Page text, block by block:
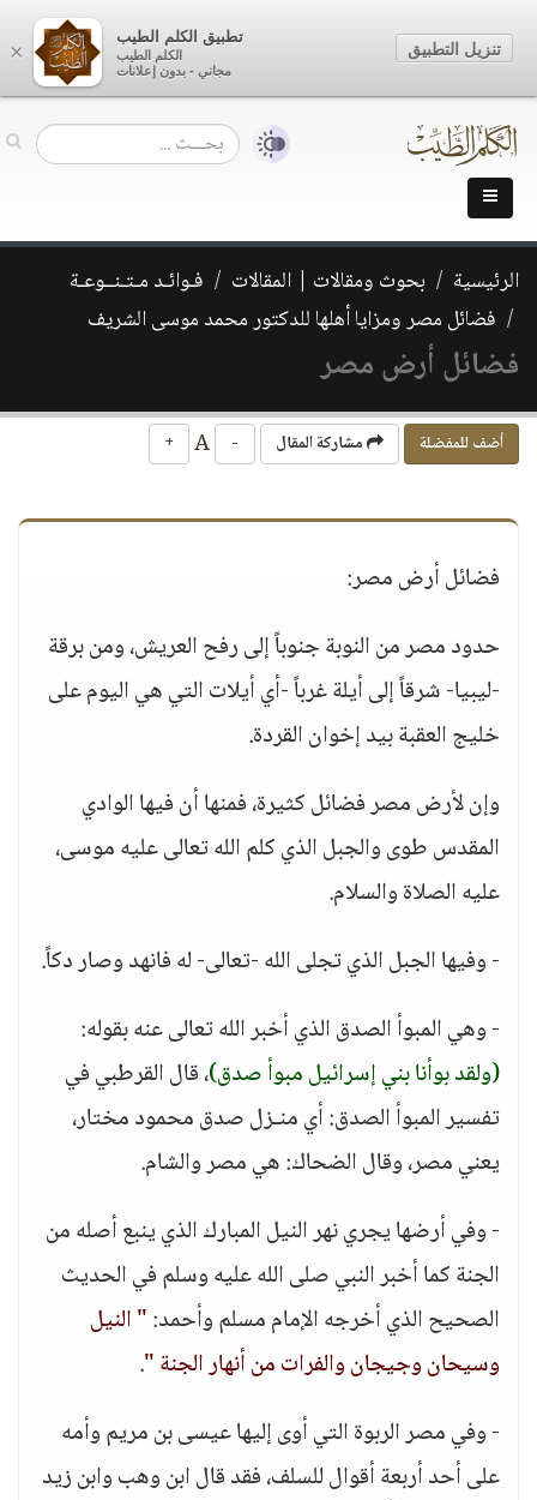
الرئيسية بحوث ومقالات | المقالات
فـوائـد مـتـنــوعـة
فضائل مصر ومزايا أهلها للدكتور محمد موسى الشريف
فضائل أرض مصر
أضف للمفضلة مشاركة المقال -
+
فضائل أرض مصر:
حدود مصر من النوبة جنوباً إلى رفح العريش، ومن برقة
-ليبيا- شرقاً إلى أيلة غرباً -أي أيلات التي هي اليوم على
خليج العقبة بيد إخوان القردة.
وإن لأرض مصر فضائل كثيرة، فمنها أن فيها الوادي
المقدس طوى والجبل الذي كلم الله تعالى عليه موسى،
عليه الصلاة والسلام.
- وفيها الجبل الذي تجلى الله -تعالى- له فانهد وصار دكاً.
- وهي المبوأ الصدق الذي أخبر الله تعالى عنه بقوله:
(ولقد بوأنا بني إسرائيل مبوأ صدق)، قال القرطبي في
تفسير المبوأ الصدق: أي منـزل صدق محمود مختار،
يعني مصر، وقال الضحاك: هي مصر والشام.
- وفي أرضها يجري نهر النيل المبارك الذي ينبع أصله من
الجنة كما أخبر النبي صلى الله عليه وسلم في الحديث
الصحيح الذي أخرجه الإمام مسلم وأحمد:" النيل
وسيحان وجيجان والفرات من أنهار الجنة ".
- وفي مصر الربوة التي أوى إليها عيسى بن مريم وأمه
على أحد أربعة أقوال للسلف، فقد قال ابن وهب وابن زيد
×
تطبيق الكلم الطيب
الكلم الطيب
مجاني - بدون إعلانات
تنزيل التطبيق